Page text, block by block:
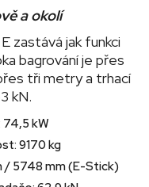
a okolí
zastává jak funkci
bagrování je přes
tři metry a trhací
kN.
74,5 kW
9170 kg
/ 5748 mm (E-Stick)